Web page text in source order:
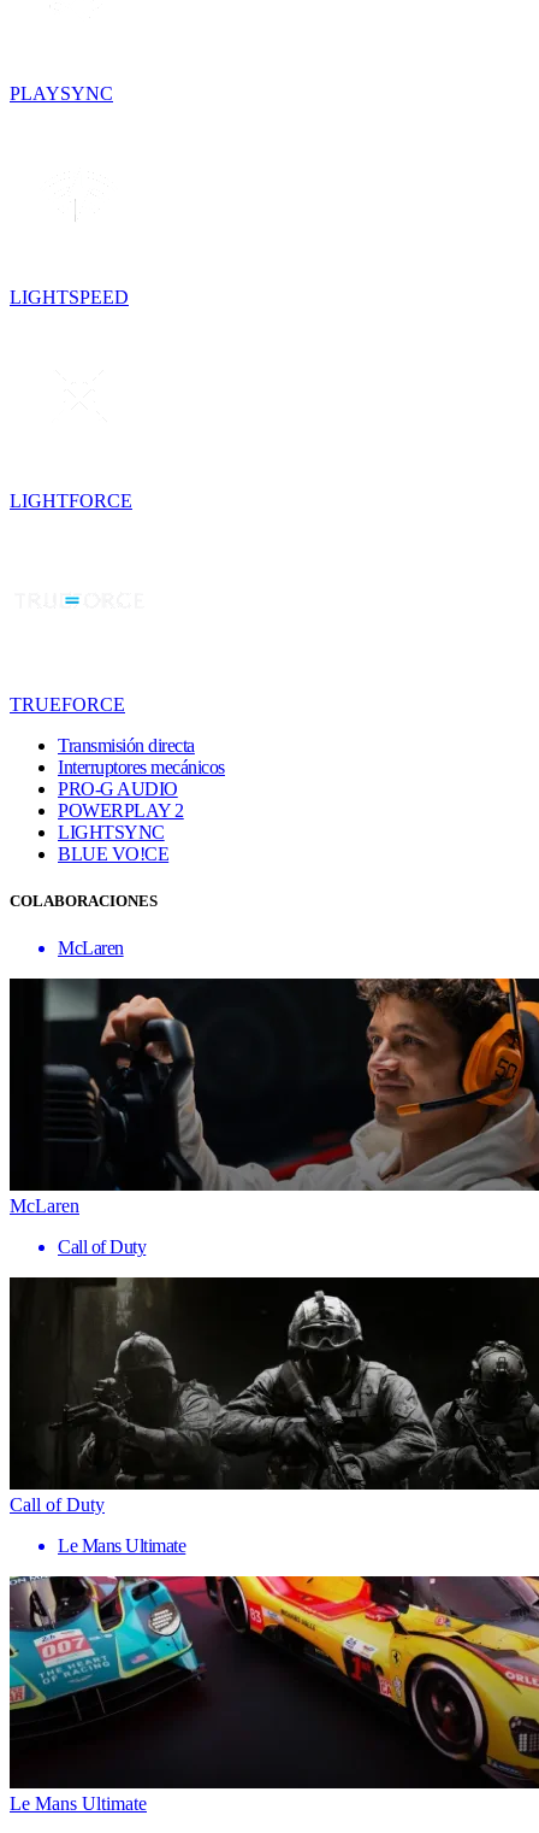
PLAYSYNC
LIGHTSPEED
LIGHTFORCE
TRUEFORCE
Transmisión directa
Interruptores mecánicos
PRO-G AUDIO
POWERPLAY 2
LIGHTSYNC
BLUE VO!CE
COLABORACIONES
McLaren
McLaren
Call of Duty
Call of Duty
Le Mans Ultimate
Le Mans Ultimate